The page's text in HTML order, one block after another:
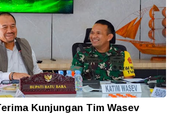
Kunjungan Tim Wasev